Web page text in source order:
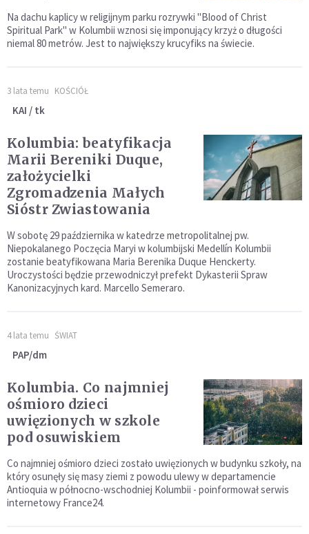
Na dachu kaplicy w religijnym parku rozrywki "Blood of Christ
Spiritual Park" w Kolumbii wznosi się imponujący krzyż o długości
niemal 80 metrów. Jest to największy krucyfiks na świecie.
3 lata temu KOŚCIÓŁ
KAI / tk
Kolumbia: beatyfikacja
Marii Bereniki Duque,
założycielki
Zgromadzenia Małych
Sióstr Zwiastowania
W sobotę 29 października w katedrze metropolitalnej pw.
Niepokalanego Poczęcia Maryi w kolumbijski Medellín Kolumbii
zostanie beatyfikowana Maria Berenika Duque Henckerty.
Uroczystości będzie przewodniczył prefekt Dykasterii Spraw
Kanonizacyjnych kard. Marcello Semeraro.
4 lata temu ŚWIAT
PAP/dm
Kolumbia. Co najmniej
ośmioro dzieci
uwięzionych w szkole
pod osuwiskiem
Co najmniej ośmioro dzieci zostało uwięzionych w budynku szkoły, na
który osunęły się masy ziemi z powodu ulewy w departamencie
Antioquia w północno-wschodniej Kolumbii - poinformował serwis
internetowy France24.